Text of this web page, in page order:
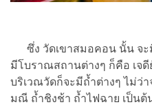
ซึ่ง วัดเขาสมอคอน นั้น จะมี
มีโบราณสถานต่างๆ ก็คือ เจ
บริเวณวัดก็จะมีถ้ำต่างๆ ไม่ว่
มณี ถ้ำชิงช้า ถ้ำไฟฉาย เป็น